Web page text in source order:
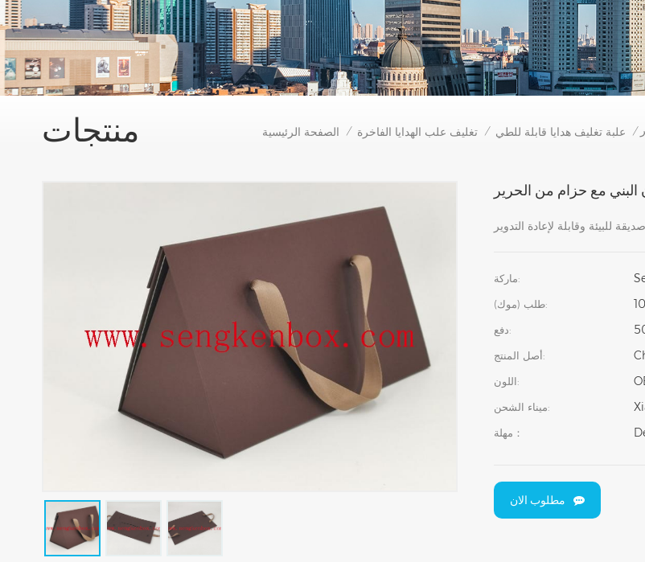
منتجات الصفحة الرئيسية / تغليف علب الهدايا الفاخرة / علبة تغليف هدايا قابلة للطي /
البني مع حزام من الحرير
ماركة:
طلب (موك):
دفع:
أصل المنتج:
اللون:
ميناء الشحن:
مهلة：
مطلوب الان